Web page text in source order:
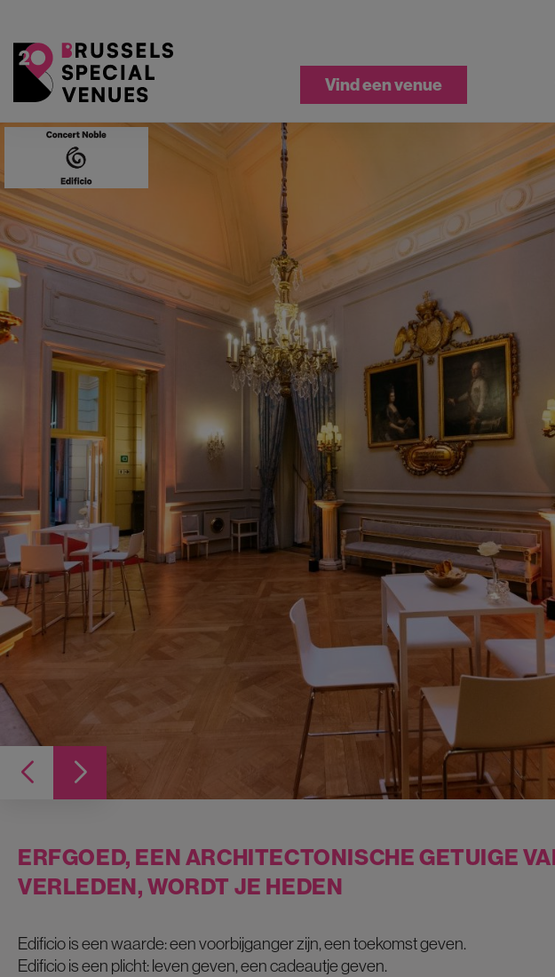
Vind een venue
ERFGOED, EEN ARCHITECTONISCHE GETUIGE
VERLEDEN, WORDT JE HEDEN
Edificio is een waarde: een voorbijganger zijn, een toekomst geven.
Edificio is een plicht: leven geven, een cadeautje geven.